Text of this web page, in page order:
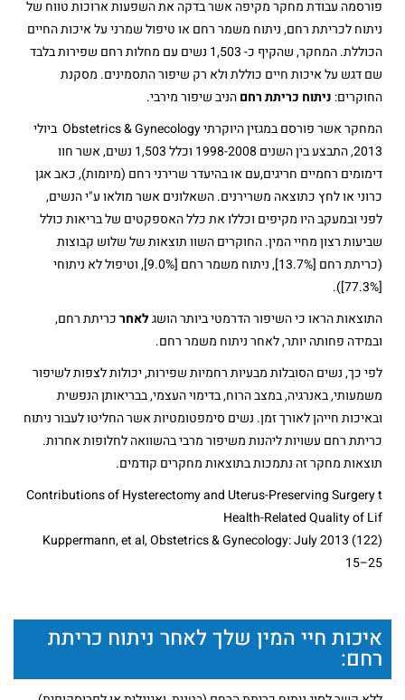
פורסמה עבודת מחקר מקיפה אשר בדקה את השפעות ארוכות טווח של
ניתוח לכריתת רחם, ניתוח משמר רחם או טיפול שמרני על איכות החיים
הכוללת. המחקר, שהקיף כ- 1,503 נשים עם מחלות רחם שפירות בלבד
שם דגש על איכות חיים כוללת ולא רק שיפור התסמינים. מסקנת
החוקרים: ניתוח כריתת רחםהניב שיפור מירבי.
המחקר אשר פורסם במגזין היוקרתי Obstetrics & Gynecology ביולי
2013, התבצע בין השנים 1998-2008 וכלל 1,503 נשים, אשר חוו
דימומים רחמיים חריגים,עם או בהיעדר שרירני רחם (מיומות), כאב אגן
כרוני או לחץ כתוצאה משרירנים. השאלונים אשר מולאו ע"י הנשים,
לפני ובמעקב היו מקיפים וכללו את כלל האספקטים של בריאות כולל
שביעות רצון מחיי המין. החוקרים השוו תוצאות של שלוש קבוצות
(כריתת רחם [13.7%], ניתוח משמר רחם [9.0%], וטיפול לא ניתוחי
[77.3%]).
התוצאות הראו כי השיפור הדרמטי ביותר הושגלאחרכריתת רחם,
ובמידה פחותה יותר, לאחר ניתוח משמר רחם.
לפי כך, נשים הסובלות מבעיות רחמיות שפירות, יכולות לצפות לשיפור
משמעותי, באנרגיה, במצב הרוח, בדימוי העצמי, בבריאותן הנפשית
ובאיכות חייהן לאורך זמן. נשים סימפטומטיות אשר החליטו לעבור ניתוח
כריתת רחם עשויות ליהנות משיפור מרבי בהשוואה לחלופות אחרות.
תוצאות מחקר זה נתמכות בתוצאות מחקרים קודמים.
Contributions of Hysterectomy and Uterus-Preserving Surgery t
Health-Related Quality of Lif
Kuppermann, et al, Obstetrics & Gynecology: July 2013 (122)
15–25
איכות חיי המין שלך לאחר ניתוח כריתת
רחם: